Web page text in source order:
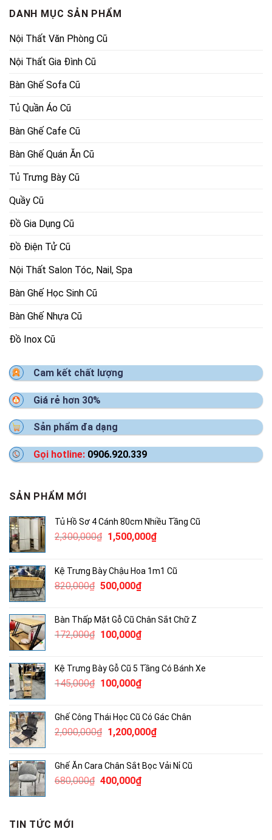
DANH MỤC SẢN PHẨM
Nội Thất Văn Phòng Cũ
Nội Thất Gia Đình Cũ
Bàn Ghế Sofa Cũ
Tủ Quần Áo Cũ
Bàn Ghế Cafe Cũ
Bàn Ghế Quán Ăn Cũ
Tủ Trưng Bày Cũ
Quầy Cũ
Đồ Gia Dụng Cũ
Đồ Điện Tử Cũ
Nội Thất Salon Tóc, Nail, Spa
Bàn Ghế Học Sinh Cũ
Bàn Ghế Nhựa Cũ
Đồ Inox Cũ
Cam kết chất lượng
Giá rẻ hơn 30%
Sản phẩm đa dạng
Gọi hotline: 0906.920.339
SẢN PHẨM MỚI
Tủ Hồ Sơ 4 Cánh 80cm Nhiều Tầng Cũ
2,300,000₫ Giá
2,300,000₫.
1,500,000₫Giá
là:
Kệ Trưng Bày Chậu Hoa 1m1 Cũ
820,000₫ Giá
820,000₫.
500,000₫Giá
là:
500,000₫.
Bàn Thấp Mặt Gỗ Cũ Chân Sắt Chữ Z
172,000₫ Giá
172,000₫.
100,000₫Giá
là:
100,000₫.
Kệ Trưng Bày Gỗ Cũ 5 Tầng Có Bánh Xe
145,000₫ Giá
145,000₫.
100,000₫Giá
là:
100,000₫.
Ghế Công Thái Học Cũ Có Gác Chân
2,000,000₫ Giá
2,000,000₫.
1,200,000₫Giá
là:
Ghế Ăn Cara Chân Sắt Bọc Vải Nỉ Cũ
680,000₫ Giá
400,000₫Giá
TIN TỨC MỚI